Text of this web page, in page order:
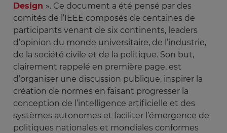
Design ». Ce document a été pensé par des
comités de l’IEEE composés de centaines de
participants venant de six continents, leaders
d’opinion du monde universitaire, de l’industrie,
de la société civile et de la politique. Son but,
clairement rappelé en première page, est
d’organiser une discussion publique, inspirer la
création de normes en faisant progresser la
conception de l’intelligence artificielle et des
systèmes autonomes et faciliter l’émergence de
politiques nationales et mondiales conformes